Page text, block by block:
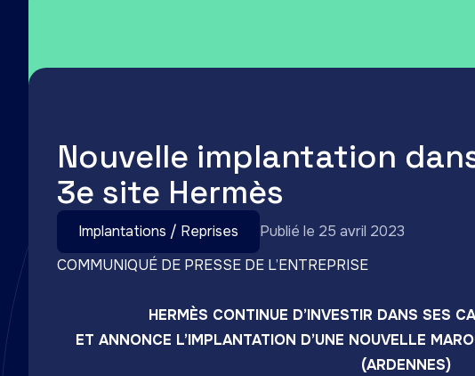
Nouvelle implantation
3e site Hermès
Implantations / Reprises
Publié le 25 avril 2023
COMMUNIQUÉ DE PRESSE DE L’ENTREPRISE
HERMÈS CONTINUE D’INVESTIR DANS SES
ET ANNONCE L’IMPLANTATION D’UNE NOUVELLE
(ARDENNES)